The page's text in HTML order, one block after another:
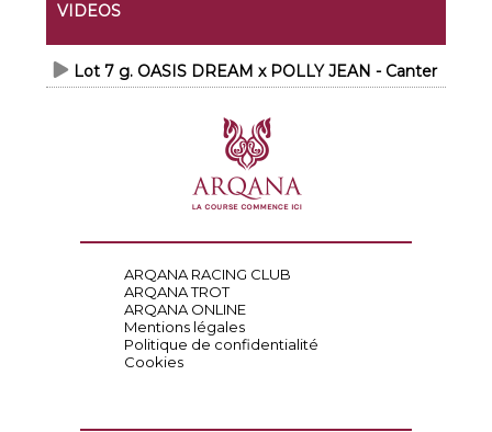
VIDEOS
Lot 7 g. OASIS DREAM x POLLY JEAN - Canter
ARQANA RACING CLUB
ARQANA TROT
ARQANA ONLINE
Mentions légales
Politique de confidentialité
Cookies